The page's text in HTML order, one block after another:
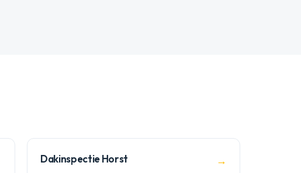
Dakinspectie Horst →